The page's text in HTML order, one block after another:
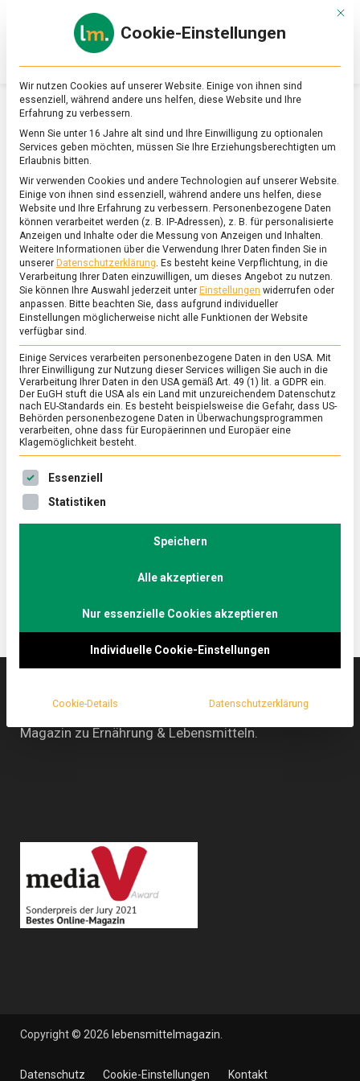
Online-
Magazin
zu
&
Ernährung
SCHLAGWORT:SOUNDDUSCHE
ERNÄHRUNG & GESUNDHEIT /FEATURED
Öfter mal was Neues – zu Besuch im
Supermarkt der Zukunft
9. September 2022
Neues
der
Im Supermarkt der Zukunft, eigentlich ein
Marktforschungsinstitut, gibt es die Produkte, die
schon morgen im heimischen Einkaufsregal stehen
Magazin zu Ernährung & Lebensmitteln.
Copyright © 2026 lebensmittelmagazin
Datenschutz Cookie-Einstellungen Kontakt
Mit
Cookie-Einstellungen
Wir nutzen Cookies auf unserer Website. Einige von ihnen sind
essenziell, während andere uns helfen, diese Website und Ihre
Erfahrung zu verbessern.
Wenn Sie unter 16 Jahre alt sind und Ihre Einwilligung zu optionalen
Services geben möchten, müssen Sie Ihre Erziehungsberechtigten um
Erlaubnis bitten.
Wir verwenden Cookies und andere Technologien auf unserer Website.
Einige von ihnen sind essenziell, während andere uns helfen, diese
Website und Ihre Erfahrung zu verbessern. Personenbezogene Daten
können verarbeitet werden (z. B. IP-Adressen), z. B. für personalisierte
Anzeigen und Inhalte oder die Messung von Anzeigen und Inhalten.
Weitere Informationen über die Verwendung Ihrer Daten finden Sie in
unserer Datenschutzerklärung. Es besteht keine Verpflichtung, in die
Verarbeitung Ihrer Daten einzuwilligen, um dieses Angebot zu nutzen.
Sie können Ihre Auswahl jederzeit unter Einstellungen widerrufen oder
anpassen. Bitte beachten Sie, dass aufgrund individueller
Einstellungen möglicherweise nicht alle Funktionen der Website
verfügbar sind.
Einige Services verarbeiten personenbezogene Daten in den USA. Mit
Ihrer Einwilligung zur Nutzung dieser Services willigen Sie auch in die
Verarbeitung Ihrer Daten in den USA gemäß Art. 49 (1) lit. a GDPR ein.
Der EuGH stuft die USA als ein Land mit unzureichendem Datenschutz
nach EU-Standards ein. Es besteht beispielsweise die Gefahr, dass US-
Behörden personenbezogene Daten in Überwachungsprogrammen
verarbeiten, ohne dass für Europäerinnen und Europäer eine
Klagemöglichkeit besteht.
Es folgt eine Liste der Service-Gruppen, für die eine
Essenziell
Statistiken
Speichern
Alle akzeptieren
Nur essenzielle Cookies akzeptieren
Individuelle Cookie-Einstellungen
Cookie-Details Datenschutzerklärung